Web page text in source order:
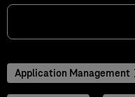
Application Management